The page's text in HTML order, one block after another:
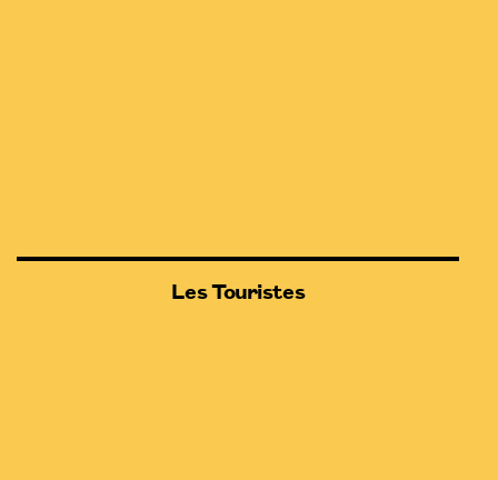
Les Touristes